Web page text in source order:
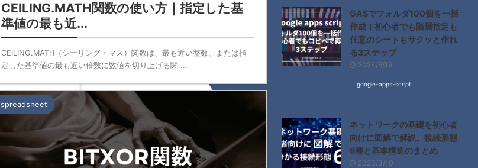
CEILING.MATH関数の使い方｜指定した基
準値の最も近...
CEILING.MATH（シーリング・マス）関数は、最も近い整数、または指
定した基準値の最も近い倍数に数値を切り上げる関 ...
spreadsheet
GASでフォルダ100個を一括
作成！初心者でも階層指定も
任意のシートもサクッと作れ
る3ステップ
2024/6/19
google-apps-script
ネットワークの基礎を初心者
向けに図解で解説。接続形態
6種と基本構造のまとめ
2023/3/10